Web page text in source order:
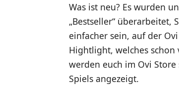
Was ist neu? Es wurden
„Bestseller“
einfacher sein, auf der
Hightlight, welches
werden euch im Ovi
Spiels angezeigt.